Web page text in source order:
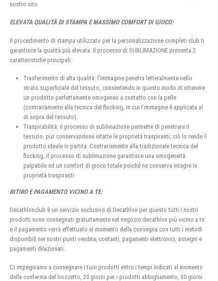
nostro sito.
ELEVATA QUALITÀ DI STAMPA E MASSIMO COMFORT DI GIOCO:
Il procedimento di stampa utilizzato per la personalizzazione completi club ti
garantisce la qualità più elevata. Il processo di SUBLIMAZIONE presenta 2
caratteristiche principali:
Trasferimento di alta qualità: l’immagine penetra letteralmente nello
strato superficiale del tessuto, consentendo in questo modo di ottenere
un prodotto perfettamente omogeneo a contatto con la pelle
(contrariamente alla tecnica del flocking, in cui l’immagine è applicata al
di sopra del tessuto).
Traspirabilità: il processo di sublimazione permette di penetrare il
tessuto, pur conservandone intatte le proprietà traspiranti; ciò lo rende il
prodotto ideale in partita. Contrariamente alla tradizionale tecnica del
flocking, il processo di sublimazione garantisce una omogeneità
palpabile ed un comfort di gioco totale poiché ne conserva integre le
proprietà traspiranti.
RITIRO E PAGAMENTO VICINO A TE:
Decathlonclub è un servizio esclusivo di Decathlon per questo tutti i nostri
prodotti sono consegnati gratuitamente nel negozio decathlon più vicino a te
e il pagamento verrà effettuato al momento della consegna con tutti i metodi
disponibili nei nostri punti vendita, contanti, pagamenti elettronici, assegni e
pagamenti dilazionati.
Ci impegniamo a consegnare i tuoi prodotti entro i tempi indicati al momento
della conferma del bozzetto, 20 giorni per i prodotti abbigliamento, 30 giorni